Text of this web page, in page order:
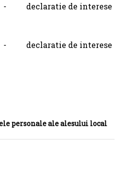
declaratie de interese
declaratie de interese
personale ale alesului local